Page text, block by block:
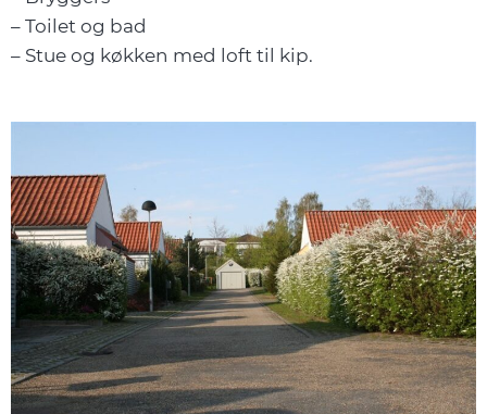
– Toilet og bad
– Stue og køkken med loft til kip.